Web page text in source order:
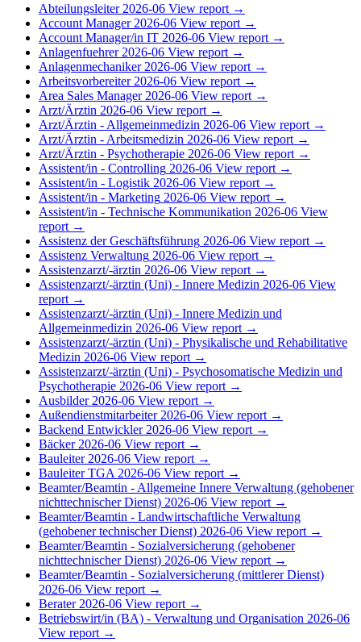
Abteilungsleiter 2026-06 View report →
Account Manager 2026-06 View report →
Account Manager/in IT 2026-06 View report →
Anlagenfuehrer 2026-06 View report →
Anlagenmechaniker 2026-06 View report →
Arbeitsvorbereiter 2026-06 View report →
Area Sales Manager 2026-06 View report →
Arzt/Ärztin 2026-06 View report →
Arzt/Ärztin - Allgemeinmedizin 2026-06 View report →
Arzt/Ärztin - Arbeitsmedizin 2026-06 View report →
Arzt/Ärztin - Psychotherapie 2026-06 View report →
Assistent/in - Controlling 2026-06 View report →
Assistent/in - Logistik 2026-06 View report →
Assistent/in - Marketing 2026-06 View report →
Assistent/in - Technische Kommunikation 2026-06 View
report →
Assistenz der Geschäftsführung 2026-06 View report →
Assistenz Verwaltung 2026-06 View report →
Assistenzarzt/-ärztin 2026-06 View report →
Assistenzarzt/-ärztin (Uni) - Innere Medizin 2026-06 View
report →
Assistenzarzt/-ärztin (Uni) - Innere Medizin und
Allgemeinmedizin 2026-06 View report →
Assistenzarzt/-ärztin (Uni) - Physikalische und Rehabilitative
Medizin 2026-06 View report →
Assistenzarzt/-ärztin (Uni) - Psychosomatische Medizin und
Psychotherapie 2026-06 View report →
Ausbilder 2026-06 View report →
Außendienstmitarbeiter 2026-06 View report →
Backend Entwickler 2026-06 View report →
Bäcker 2026-06 View report →
Bauleiter 2026-06 View report →
Bauleiter TGA 2026-06 View report →
Beamter/Beamtin - Allgemeine Innere Verwaltung (gehobener
nichttechnischer Dienst) 2026-06 View report →
Beamter/Beamtin - Landwirtschaftliche Verwaltung
(gehobener technischer Dienst) 2026-06 View report →
Beamter/Beamtin - Sozialversicherung (gehobener
nichttechnischer Dienst) 2026-06 View report →
Beamter/Beamtin - Sozialversicherung (mittlerer Dienst)
2026-06 View report →
Berater 2026-06 View report →
Betriebswirt/in (BA) - Verwaltung und Organisation 2026-06
View report →